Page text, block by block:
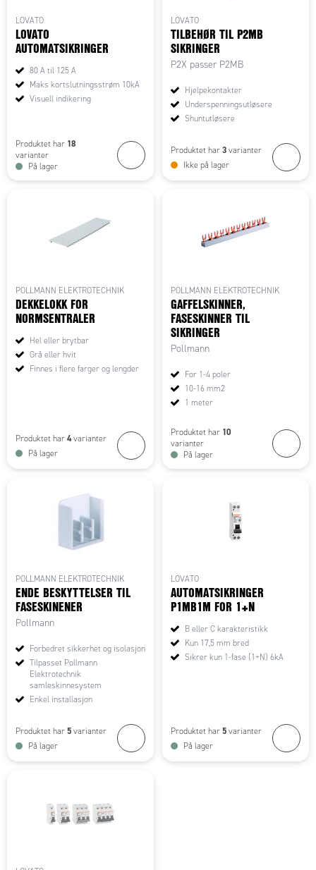
LOVATO
LOVATO
AUTOMATSIKRINGER
80 A til 125 A
Maks kortslutningsstrøm 10kA
Visuell indikering
Produktet har 18
varianter
På lager
LOVATO
TILBEHØR TIL P2MB
SIKRINGER
P2X passer P2MB
Hjelpekontakter
Underspenningsutløsere
Shuntutløsere
Produktet har 3 varianter
Ikke på lager
POLLMANN ELEKTROTECHNIK
DEKKELOKK FOR
NORMSENTRALER
Hel eller brytbar
Grå eller hvit
Finnes i flere farger og lengder
Produktet har 4varianter
På lager
POLLMANN ELEKTROTECHNIK
GAFFELSKINNER,
FASESKINNER TIL
SIKRINGER
Pollmann
For 1-4 poler
10-16 mm2
1 meter
Produktet har 10
varianter
På lager
POLLMANN ELEKTROTECHNIK
ENDE BESKYTTELSER TIL
FASESKINENER
Pollmann
Forbedret sikkerhet og isolasjon
Tilpasset Pollmann
Elektrotechnik
samleskinnesystem
Enkel installasjon
Produktet har 5 varianter
På lager
LOVATO
AUTOMATSIKRINGER
P1MB1M FOR 1+N
B eller C karakteristikk
Kun 17,5 mm bred
Sikrer kun 1-fase (1+N) 6kA
Produktet har 5 varianter
På lager